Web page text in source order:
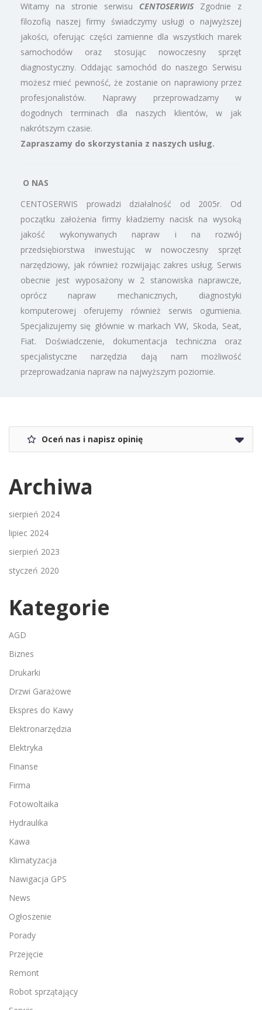
Witamy na stronie serwisu CENTOSERWISZgodnie z
filozofią naszej firmy świadczymy usługi o najwyższej
jakości, oferując części zamienne dla wszystkich marek
samochodów oraz stosując nowoczesny sprzęt
diagnostyczny. Oddając samochód do naszego Serwisu
możesz mieć pewność, że zostanie on naprawiony przez
profesjonalistów. Naprawy przeprowadzamy w
dogodnych terminach dla naszych klientów, w jak
nakrótszym czasie.
Zapraszamy do skorzystania z naszych usług.
O NAS
CENTOSERWIS prowadzi działalność od 2005r. Od
początku założenia firmy kładziemy nacisk na wysoką
jakość wykonywanych napraw i na rozwój
przedsiębiorstwa inwestując w nowoczesny sprzęt
narzędziowy, jak również rozwijając zakres usług. Serwis
obecnie jest wyposażony w 2 stanowiska naprawcze,
oprócz napraw mechanicznych, diagnostyki
komputerowej oferujemy również serwis ogumienia.
Specjalizujemy się głównie w markach VW, Skoda, Seat,
Fiat. Doświadczenie, dokumentacja techniczna oraz
specjalistyczne narzędzia dają nam możliwość
przeprowadzania napraw na najwyższym poziomie.
Oceń nas i napisz opinię
Archiwa
sierpień 2024
lipiec 2024
sierpień 2023
styczeń 2020
Kategorie
AGD
Biznes
Drukarki
Drzwi Garażowe
Ekspres do Kawy
Elektronarzędzia
Elektryka
Finanse
Firma
Fotowoltaika
Hydraulika
Kawa
Klimatyzacja
Nawigacja GPS
News
Ogłoszenie
Porady
Przejęcie
Remont
Robot sprzątający